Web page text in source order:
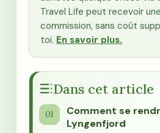
Travel Life peut recevoir
commission, sans coût
toi. En savoir plus.
Dans cet article
Comment se
Lyngenfjord